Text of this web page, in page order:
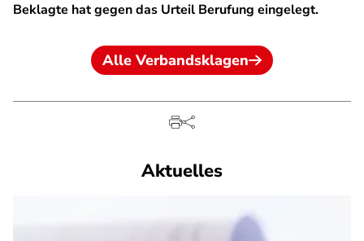
Beklagte hat gegen das Urteil Berufung eingelegt.
Alle Verbandsklagen
Aktuelles